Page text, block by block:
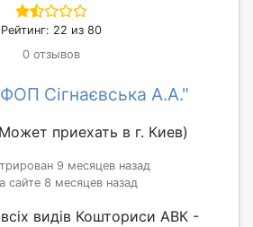
Рейтинг: 22 из 80
0 отзывов
Сігнаєвська А.А."
приехать в г. Киев)
9 месяцев назад
сайте 8 месяцев назад
видів Кошториси АВК -